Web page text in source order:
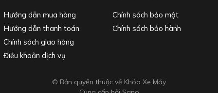
Hướng dẫn mua hàng
Hướng dẫn thanh toán
Chính sách giao hàng
Điều khoản dịch vụ
Chính sách bảo mật
Chính sách bảo hành
© Bản quyền thuộc về Khóa Xe Máy